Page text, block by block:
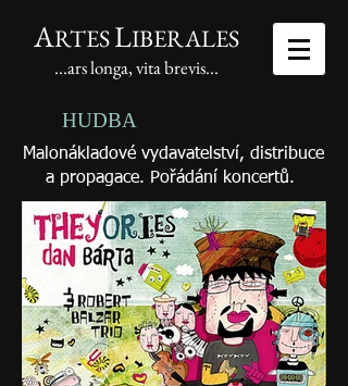
ARTESLIBERALES
...ars longa, vita brevis...
HUDBA
Malonákladové vydavatelství, distribuce
a propagace. Pořádání koncertů.